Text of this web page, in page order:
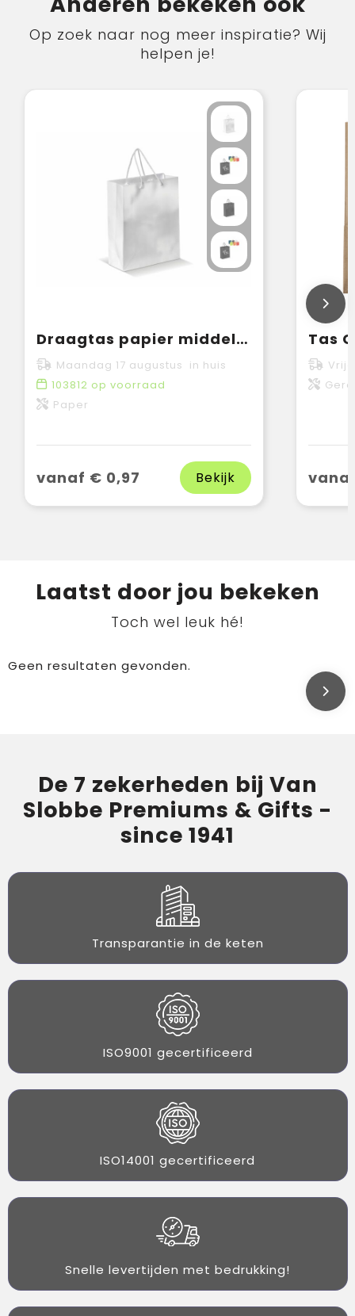
Op zoek naar nog meer inspiratie? Wij
helpen je!
Draagtas papier middel 200g/m2
Maandag 17 augustus in huis
103812 op voorraad
Paper
vanaf € 0,97 Bekijk
Tas
Laatst door jou bekeken
Toch wel leuk hé!
Geen resultaten gevonden.
De 7 zekerheden bij Van
Slobbe Premiums & Gifts -
since 1941
Transparantie in de keten
ISO9001 gecertificeerd
ISO14001 gecertificeerd
Snelle levertijden met bedrukking!